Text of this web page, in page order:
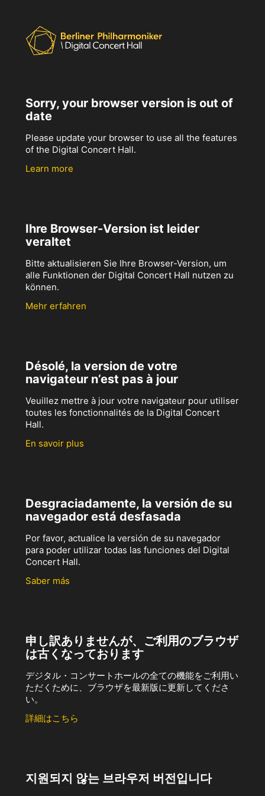
Sorry, your browser version is out of
date
Please update your browser to use all the features
of the Digital Concert Hall.
Learn more
Ihre Browser-Version ist leider
veraltet
Bitte aktualisieren Sie Ihre Browser-Version, um
alle Funktionen der Digital Concert Hall nutzen zu
können.
Mehr erfahren
Désolé, la version de votre
navigateur n’est pas à jour
Veuillez mettre à jour votre navigateur pour utiliser
toutes les fonctionnalités de la Digital Concert
Hall.
En savoir plus
Desgraciadamente, la versión de su
navegador está desfasada
Por favor, actualice la versión de su navegador
para poder utilizar todas las funciones del Digital
Concert Hall.
Saber más
申し訳ありませんが、ご利用のブラウザ
は古くなっております
デジタル・コンサートホールの全ての機能をご利用い
ただくために、ブラウザを最新版に更新してくださ
い。
詳細はこちら
지원되지 않는 브라우저 버전입니다